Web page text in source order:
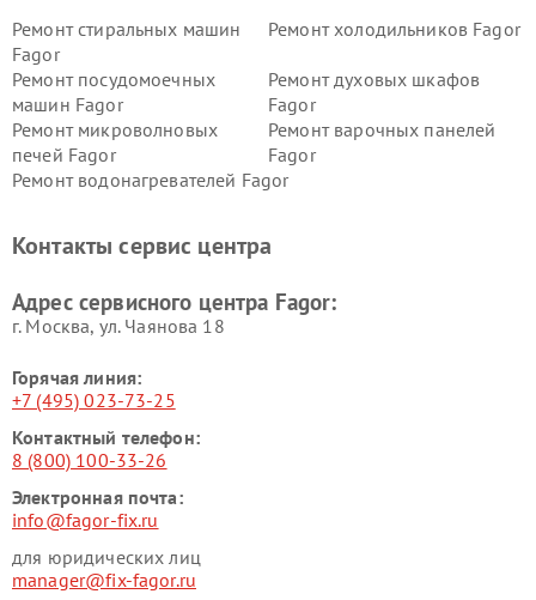
Ремонт стиральных машин
Fagor
Ремонт холодильников Fagor
Ремонт посудомоечных
машин Fagor
Ремонт духовых шкафов
Fagor
Ремонт микроволновых
печей Fagor
Ремонт варочных панелей
Fagor
Ремонт водонагревателей Fagor
Контакты сервис центра
Адрес сервисного центра Fagor:
г. Москва, ул. Чаянова 18
Горячая линия:
+7 (495) 023-73-25
Контактный телефон:
8 (800) 100-33-26
Электронная почта:
info@fagor-fix.ru
для юридических лиц
manager@fix-fagor.ru